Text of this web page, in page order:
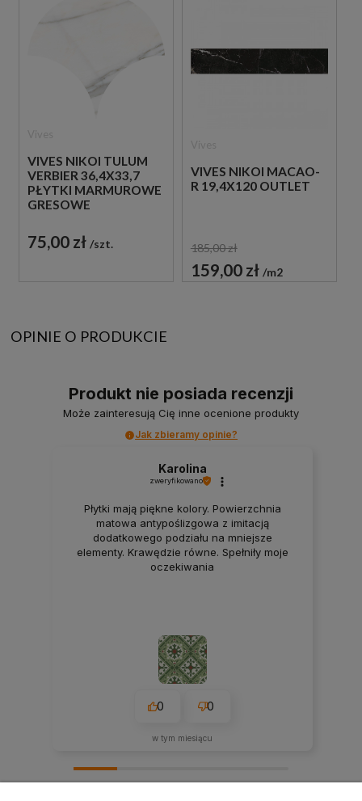
VIVES NIKOI TULUM
VERBIER 36,4X33,7
PŁYTKI MARMUROWE
GRESOWE
75,00 zł szt.
VIVES NIKOI MACAO-
R 19,4X120 OUTLET
185,00 zł
159,00 zł m2
OPINIE O PRODUKCIE
Produkt nie posiada recenzji
Może zainteresują Cię inne ocenione produkty
Jak zbieramy opinie?
Karolina
zweryfikowano
Płytki mają piękne kolory. Powierzchnia
matowa antypoślizgowa z imitacją
dodatkowego podziału na mniejsze
elementy. Krawędzie równe. Spełniły moje
oczekiwania
0 0
w tym miesiącu